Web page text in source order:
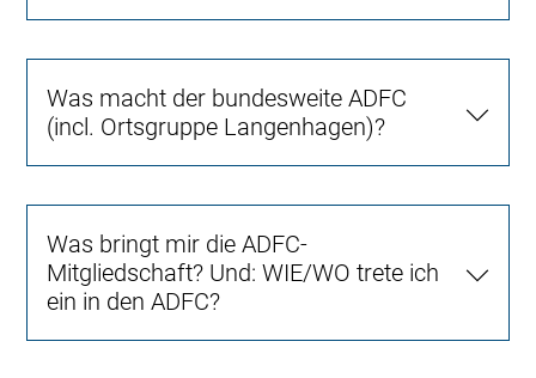
Was macht der bundesweite ADFC
(incl. Ortsgruppe Langenhagen)?
Was bringt mir die ADFC-
Mitgliedschaft? Und: WIE/WO trete ich
ein in den ADFC?